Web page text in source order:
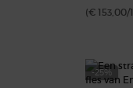
(€
-25%